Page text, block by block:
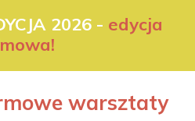
2026 - edycja
warsztaty